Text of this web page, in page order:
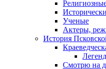
Ученые
Актеры,
История
Смотрю на